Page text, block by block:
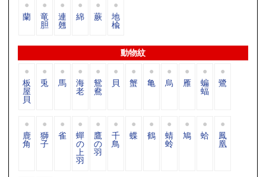
蘭 竜
胆
連
翹
綿 蕨 地
楡
動物紋
板
屋
貝
兎 馬 海
老
鴛
鴦
貝 蟹 亀 烏 雁 蝙
蝠
鷺
鹿
角
獅
子
雀 蟬
の
上
羽
鷹
の
羽
千
鳥
蝶 鶴 蜻
蛉
鳩 蛤 鳳
凰